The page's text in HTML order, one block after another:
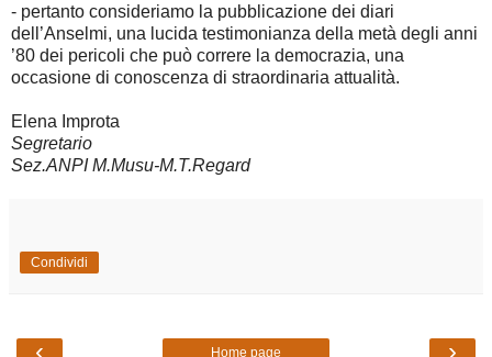
- pertanto consideriamo la pubblicazione dei diari
dell’Anselmi, una lucida testimonianza della metà degli anni
’80 dei pericoli che può correre la democrazia, una
occasione di conoscenza di straordinaria attualità.
Elena Improta
Segretario
Sez.ANPI M.Musu-M.T.Regard
Condividi
‹ ›
Home page